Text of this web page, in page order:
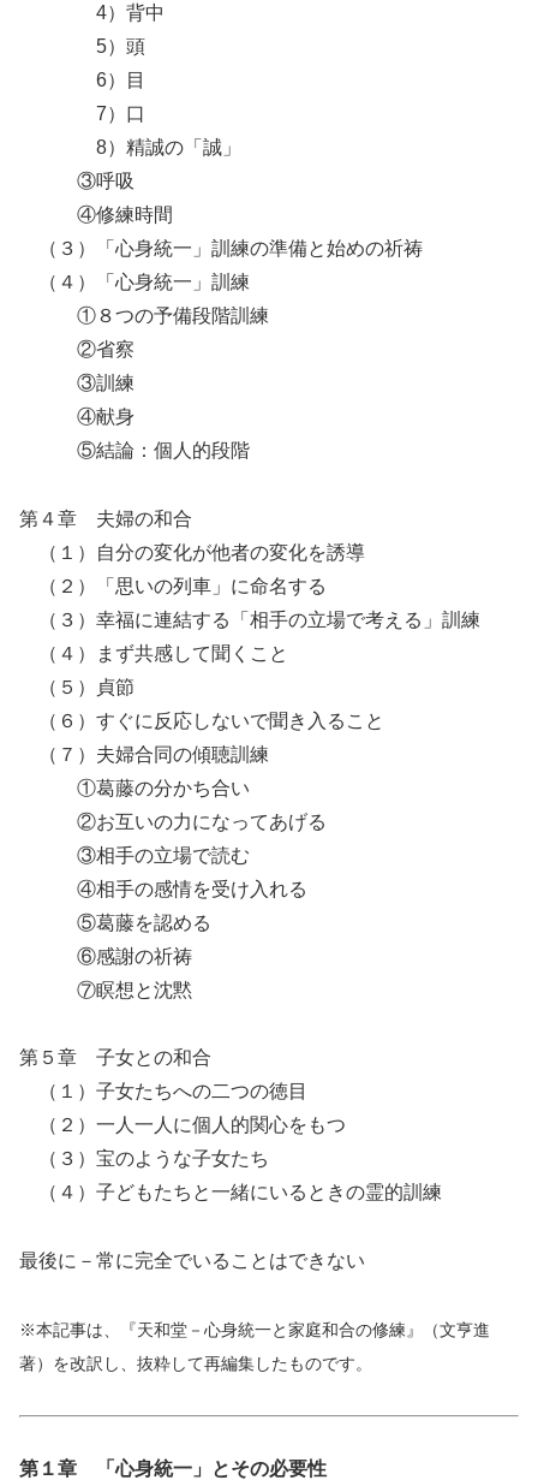
4）背中
5）頭
6）目
7）口
8）精誠の「誠」
③呼吸
④修練時間
（３）「心身統一」訓練の準備と始めの祈祷
（４）「心身統一」訓練
①８つの予備段階訓練
②省察
③訓練
④献身
⑤結論：個人的段階
第４章 夫婦の和合
（１）自分の変化が他者の変化を誘導
（２）「思いの列車」に命名する
（３）幸福に連結する「相手の立場で考える」訓練
（４）まず共感して聞くこと
（５）貞節
（６）すぐに反応しないで聞き入ること
（７）夫婦合同の傾聴訓練
①葛藤の分かち合い
②お互いの力になってあげる
③相手の立場で読む
④相手の感情を受け入れる
⑤葛藤を認める
⑥感謝の祈祷
⑦瞑想と沈黙
第５章 子女との和合
（１）子女たちへの二つの徳目
（２）一人一人に個人的関心をもつ
（３）宝のような子女たち
（４）子どもたちと一緒にいるときの霊的訓練
最後に－常に完全でいることはできない
※本記事は、『天和堂－心身統一と家庭和合の修練』（文亨進
著）を改訳し、抜粋して再編集したものです。
第１章 「心身統一」とその必要性